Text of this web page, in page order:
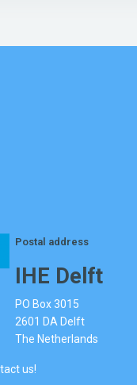
Postal address
IHE Delft
PO Box 3015
2601 DA Delft
The Netherlands
us!